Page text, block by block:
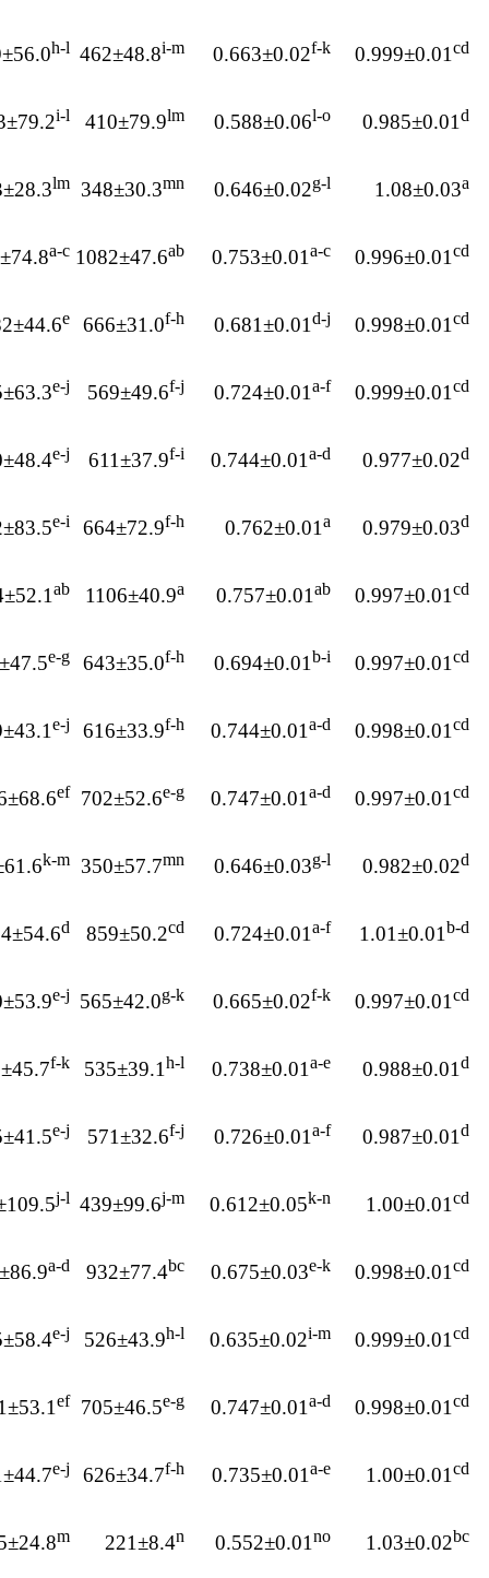
0.999±0.01cd
0.663±0.02f-k
462±48.8i-m
h-l
0.985±0.01d
0.588±0.06l-o
410±79.9lm
i-l
1.08±0.03a
0.646±0.02g-l
348±30.3mn
lm
0.996±0.01cd
0.753±0.01a-c
1082±47.6ab
a-c
0.998±0.01cd
0.681±0.01d-j
666±31.0f-h
e
0.999±0.01cd
0.724±0.01a-f
569±49.6f-j
e-j
0.977±0.02d
0.744±0.01a-d
611±37.9f-i
e-j
0.979±0.03d
0.762±0.01a
664±72.9f-h
e-i
0.997±0.01cd
0.757±0.01ab
1106±40.9a
ab
0.997±0.01cd
0.694±0.01b-i
643±35.0f-h
e-g
0.998±0.01cd
0.744±0.01a-d
616±33.9f-h
e-j
0.997±0.01cd
0.747±0.01a-d
702±52.6e-g
ef
0.982±0.02d
0.646±0.03g-l
350±57.7mn
k-m
1.01±0.01b-d
0.724±0.01a-f
859±50.2cd
d
0.997±0.01cd
0.665±0.02f-k
565±42.0g-k
e-j
0.988±0.01d
0.738±0.01a-e
535±39.1h-l
f-k
0.987±0.01d
0.726±0.01a-f
571±32.6f-j
e-j
1.00±0.01cd
0.612±0.05k-n
439±99.6j-m
j-l
0.998±0.01cd
0.675±0.03e-k
932±77.4bc
a-d
0.999±0.01cd
0.635±0.02i-m
526±43.9h-l
e-j
0.998±0.01cd
0.747±0.01a-d
705±46.5e-g
ef
1.00±0.01cd
0.735±0.01a-e
626±34.7f-h
e-j
1.03±0.02bc
0.552±0.01no
221±8.4n
m